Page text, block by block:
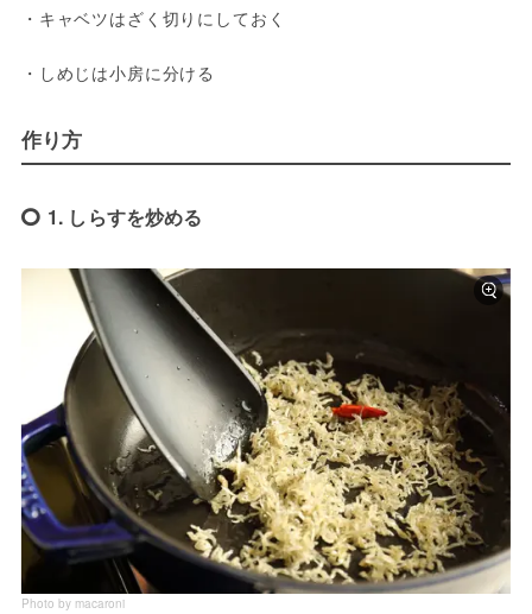
・キャベツはざく切りにしておく
・しめじは小房に分ける
作り方
1. しらすを炒める
Photo by macaroni